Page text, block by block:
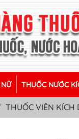
THUỐC NƯỚC
THUỐC VIÊN KÍCH